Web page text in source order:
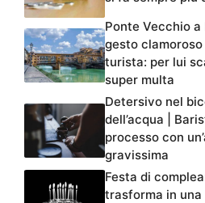
Ponte Vecchio a
gesto clamoroso
turista: per lui
super multa
Detersivo nel
dell’acqua |
processo con
gravissima
Festa di
trasforma in una